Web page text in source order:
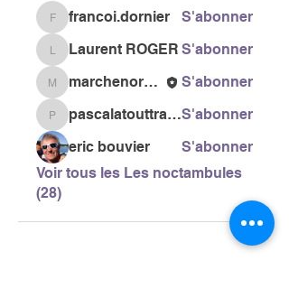
francoi.dornier
francoi.dornier S'abonner
Laurent ROGER
Laurent ROGER S'abonner
marchenordiquegailmarchenordiquegail S'abonner
pascalatouttravaux pascalatouttravauxS'abonner
eric bouvier
S'abonner
Voir tous les Les noctambules
(28)